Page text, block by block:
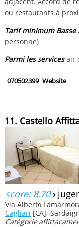
ou restaurants à
Tarif minimum Basse
personne)
Parmi les servicesair
070502399 Website
11. Castello
score: 8.70›
Via Alberto
Cagliari [CA],
Catégorie